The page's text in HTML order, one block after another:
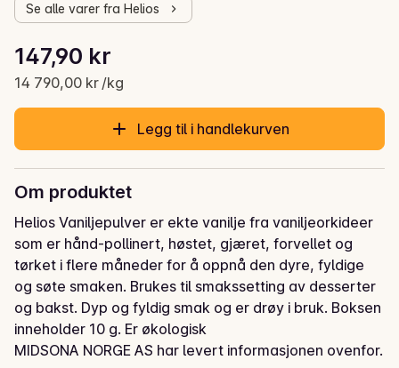
Se alle varer fra Helios
Gjeldende pris er: 147,90 kr
147,90 kr
14 790,00 kr /kg
Stykkpris: 14 790,00 kr /kg
Legg til i handlekurven
Om produktet
Helios Vaniljepulver er ekte vanilje fra vaniljeorkideer
som er hånd-pollinert, høstet, gjæret, forvellet og
tørket i flere måneder for å oppnå den dyre, fyldige
og søte smaken. Brukes til smakssetting av desserter
og bakst. Dyp og fyldig smak og er drøy i bruk. Boksen
inneholder 10 g. Er økologisk
MIDSONA NORGE AS har levert informasjonen ovenfor.